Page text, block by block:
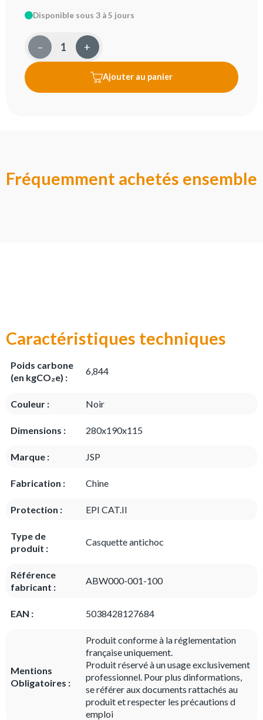
Disponible sous 3 à 5 jours
– +
Ajouter au panier
Fréquemment achetés ensemble
Caractéristiques techniques
Poids carbone
(en kgCO₂e) :
6,844
Couleur : Noir
Dimensions : 280x190x115
Marque : JSP
Fabrication : Chine
Protection : EPI CAT.II
Type de
produit :
Casquette antichoc
Référence
fabricant :
ABW000-001-100
EAN : 5038428127684
Mentions
Obligatoires :
Produit conforme à la réglementation
française uniquement.
Produit réservé à un usage exclusivement
professionnel. Pour plus dinformations,
se référer aux documents rattachés au
produit et respecter les précautions d
emploi